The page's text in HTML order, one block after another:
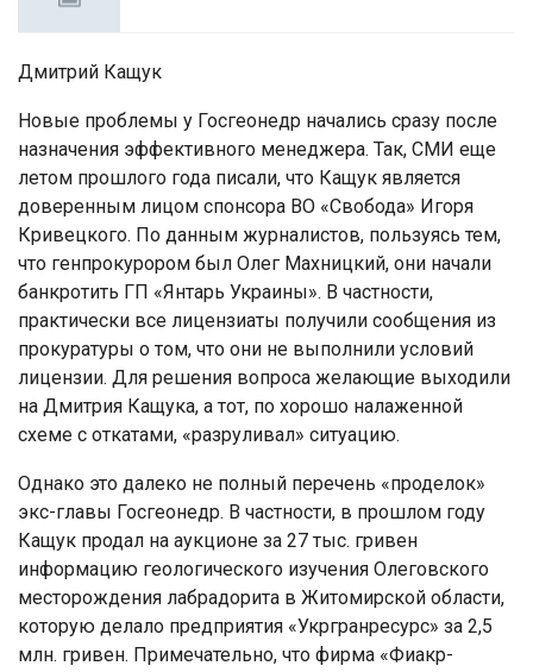
Дмитрий Кащук
Новые проблемы у Госгеонедр начались сразу после
назначения эффективного менеджера. Так, СМИ еще
летом прошлого года писали, что Кащук является
доверенным лицом спонсора ВО «Свобода» Игоря
Кривецкого. По данным журналистов, пользуясь тем,
что генпрокурором был Олег Махницкий, они начали
банкротить ГП «Янтарь Украины». В частности,
практически все лицензиаты получили сообщения из
прокуратуры о том, что они не выполнили условий
лицензии. Для решения вопроса желающие выходили
на Дмитрия Кащука, а тот, по хорошо налаженной
схеме с откатами, «разруливал» ситуацию.
Однако это далеко не полный перечень «проделок»
экс-главы Госгеонедр. В частности, в прошлом году
Кащук продал на аукционе за 27 тыс. гривен
информацию геологического изучения Олеговского
месторождения лабрадорита в Житомирской области,
которую делало предприятия «Укргранресурс» за 2,5
млн. гривен. Примечательно, что фирма «Фиакр-